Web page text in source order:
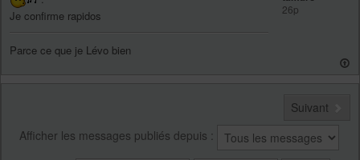
Je confirme rapidos
Parce ce que je Lévo bien
26p
Suivant
Afficher les messages publiés depuis :